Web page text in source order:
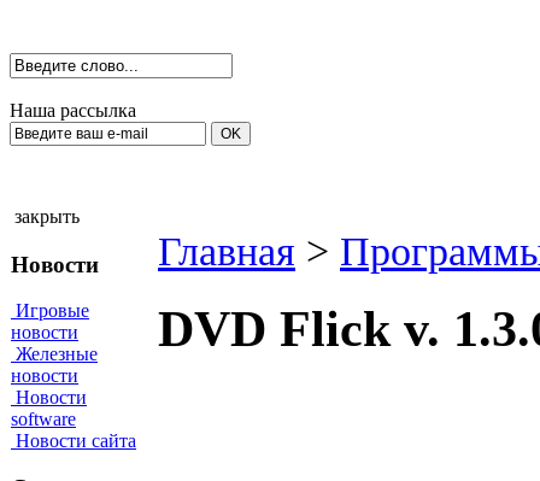
Наша рассылка
закрыть
Новости
Игровые
новости
Железные
новости
Новости
software
Новости сайта
Главная >
DVD Flick v.